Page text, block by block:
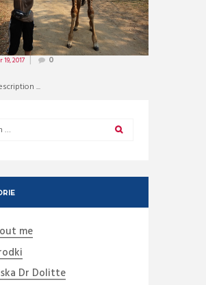
2017 0
...
me
Dr Dolitte